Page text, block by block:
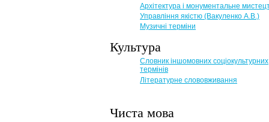
Архітектура і монументальне
Управління якістю (Вакуленко А.В.)
Музичні терміни
Культура
Словник іншомовних соціокультурних
термінів
Літературне слововживання
Чиста мова